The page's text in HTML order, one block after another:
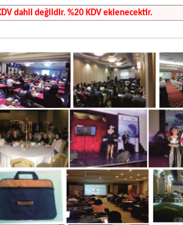
dahil değildir. %20 KDV eklenecektir.